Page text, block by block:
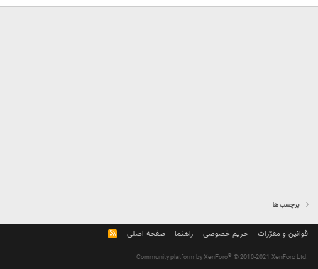
برچسب ها
قوانین و مقرّرات حریم خصوصی راهنما صفحه اصلی
R
S
Community platform by XenForo® © 2010-2021 XenForo Ltd.